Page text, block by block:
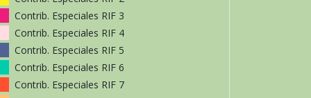
Contrib. Especiales RIF 3
Contrib. Especiales RIF 4
Contrib. Especiales RIF 5
Contrib. Especiales RIF 6
Contrib. Especiales RIF 7